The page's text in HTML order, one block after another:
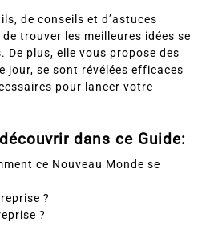
de conseils et d’astuces
trouver les meilleures idées se
plus, elle vous propose des
jour, se sont révélées efficaces
pour lancer votre
dans ce Guide:
ce Nouveau Monde se
?
?